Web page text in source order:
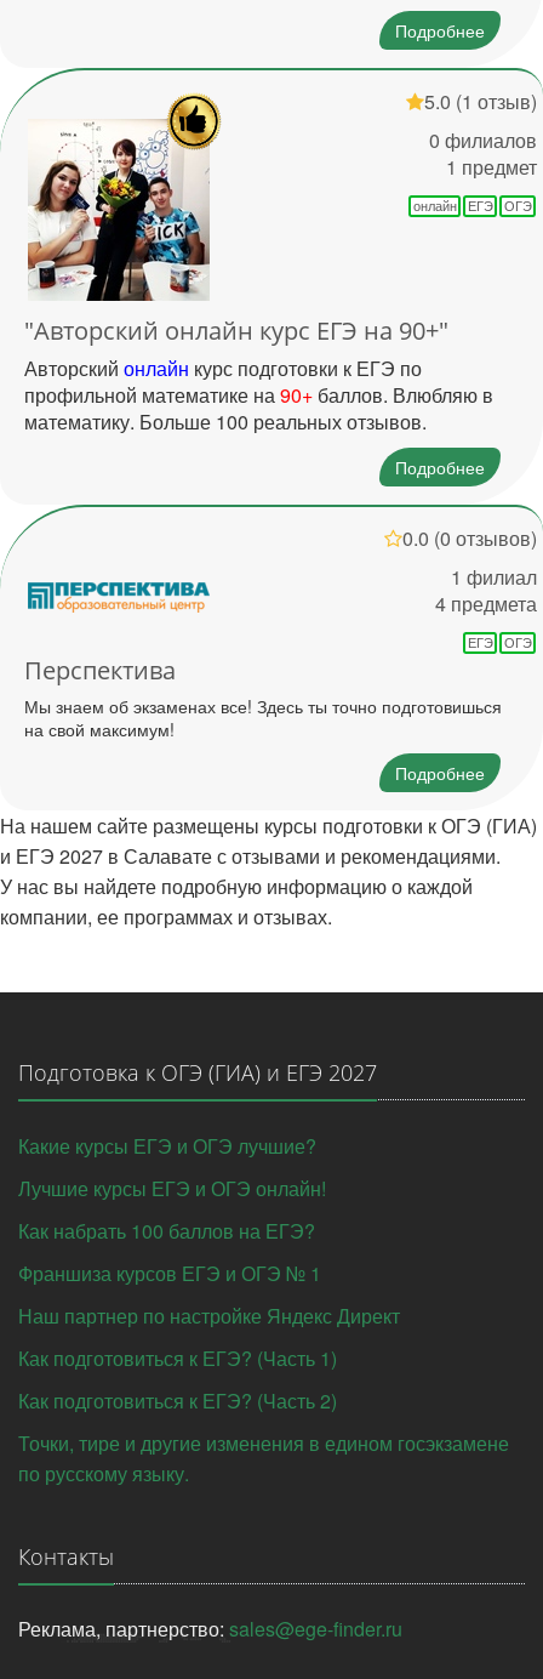
Подробнее
5.0 (1 отзыв)
0 филиалов
1 предмет
онлайн ЕГЭ ОГЭ
"Авторский онлайн курс ЕГЭ на 90+"
Авторский онлайн курс подготовки к ЕГЭ по
профильной математике на90+ баллов. Влюбляю в
математику. Больше 100 реальных отзывов.
Подробнее
0.0 (0 отзывов)
1 филиал
4 предмета
ЕГЭ ОГЭ
Перспектива
Мы знаем об экзаменах все! Здесь ты точно подготовишься
на свой максимум!
Подробнее
На нашем сайте размещены курсы подготовки к ОГЭ (ГИА)
и ЕГЭ 2027 в Салавате с отзывами и рекомендациями.
У нас вы найдете подробную информацию о каждой
компании, ее программах и отзывах.
Подготовка к ОГЭ (ГИА) и ЕГЭ 2027
Какие курсы ЕГЭ и ОГЭ лучшие?
Лучшие курсы ЕГЭ и ОГЭ онлайн!
Как набрать 100 баллов на ЕГЭ?
Франшиза курсов ЕГЭ и ОГЭ № 1
Наш партнер по настройке Яндекс Директ
Как подготовиться к ЕГЭ? (Часть 1)
Как подготовиться к ЕГЭ? (Часть 2)
Точки, тире и другие изменения в едином госэкзамене
по русскому языку.
Контакты
Реклама, партнерство: sales@ege-finder.ru